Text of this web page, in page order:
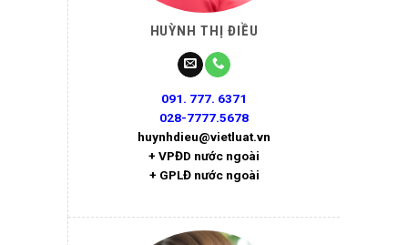
HUỲNH THỊ ĐIỀU
091. 777. 6371
028-7777.5678
huynhdieu@vietluat.vn
+ VPĐD nước ngoài
+ GPLĐ nước ngoài